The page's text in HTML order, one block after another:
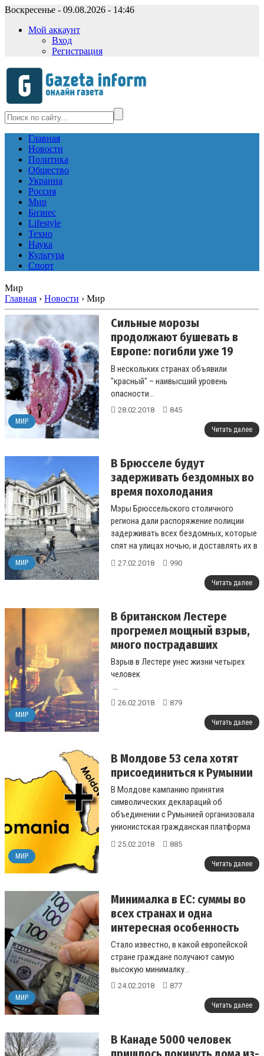
Воскресенье - 09.08.2026 - 14:46
Мой аккаунт
Вход
Регистрация
Главная
Новости
Политика
Общество
Украина
Россия
Мир
Бизнес
Lifestyle
Техно
Наука
Культура
Спорт
Мир
Главная › Новости › Мир
МИР
Сильные морозы
продолжают бушевать в
Европе: погибли уже 19
человек
В нескольких странах объявили
"красный" – наивысший уровень
опасности...
28.02.2018 845
Читать далее
МИР
В Брюсселе будут
задерживать бездомных во
время похолодания
Мэры Брюссельского столичного
региона дали распоряжение полиции
задерживать всех бездомных, которые
спят на улицах ночью, и доставлять их в
приюты, чтобы защитить их от низкой
27.02.2018 990
Читать далее
МИР
В британском Лестере
прогремел мощный взрыв,
много пострадавших
Взрыв в Лестере унес жизни четырех
человек
...
26.02.2018 879
Читать далее
МИР
В Молдове 53 села хотят
присоединиться к Румынии
В Молдове кампанию принятия
символических деклараций об
объединении с Румынией организовала
унионистская гражданская платформа
Acţiunea 2012....
25.02.2018 885
Читать далее
МИР
Минималка в ЕС: суммы во
всех странах и одна
интересная особенность
Стало известно, в какой европейской
стране граждане получают самую
высокую минималку...
24.02.2018 877
Читать далее
В Канаде 5000 человек